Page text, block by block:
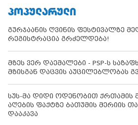
ᲞᲝᲞᲣᲚᲐᲠᲣᲚᲘ
გურჯაანის ღვინის ფესტივალზე
რეგისტრაცია გრძელდება!
მზეს ვერ დაემალები - PSP-ს
მზისგან დაცვის აუცილებლობას
სუს-მა დიდი ოდენობით ქრთამის
აღების ფაქტზე ბათუმის მერიის
დააკავა